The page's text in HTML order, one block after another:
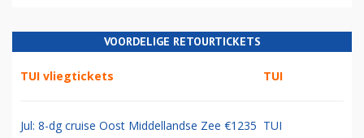
VOORDELIGE RETOURTICKETS
TUI vliegtickets TUI
Jul: 8-dg cruise Oost Middellandse Zee €1235 TUI